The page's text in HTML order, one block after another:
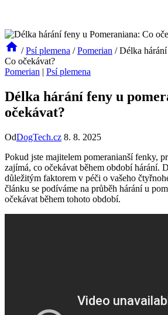
/ Psí plemena / Pomerian / Délka
Co očekávat?
Pomerian | Psí plemena
Délka hárání feny u
očekávat?
OdDogTech.cz 8. 8. 2025
Pokud jste majitelem pomeranianší fenky,
zajímá, ‍co očekávat během​ období hárání.
důležitým faktorem v péči o vašeho
článku se​ podíváme na průběh hárání ‍u
očekávat‌ během tohoto ‌období.